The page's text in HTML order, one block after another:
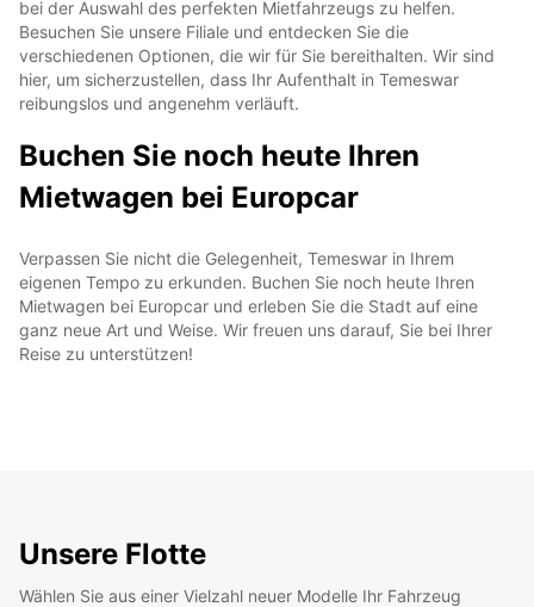
bei der Auswahl des perfekten Mietfahrzeugs zu helfen.
Besuchen Sie unsere Filiale und entdecken Sie die
verschiedenen Optionen, die wir für Sie bereithalten. Wir sind
hier, um sicherzustellen, dass Ihr Aufenthalt in Temeswar
reibungslos und angenehm verläuft.
Buchen Sie noch heute Ihren
Mietwagen bei Europcar
Verpassen Sie nicht die Gelegenheit, Temeswar in Ihrem
eigenen Tempo zu erkunden. Buchen Sie noch heute Ihren
Mietwagen bei Europcar und erleben Sie die Stadt auf eine
ganz neue Art und Weise. Wir freuen uns darauf, Sie bei Ihrer
Reise zu unterstützen!
Unsere Flotte
Wählen Sie aus einer Vielzahl neuer Modelle Ihr Fahrzeug